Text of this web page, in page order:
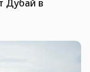
Дубай в